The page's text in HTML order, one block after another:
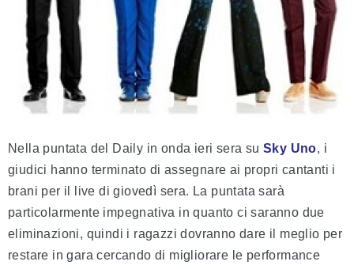
Nella puntata del Daily in onda ieri sera su Sky Uno, i
giudici hanno terminato di assegnare ai propri cantanti i
brani per il live di giovedì sera. La puntata sarà
particolarmente impegnativa in quanto ci saranno due
eliminazioni, quindi i ragazzi dovranno dare il meglio per
restare in gara cercando di migliorare le performance